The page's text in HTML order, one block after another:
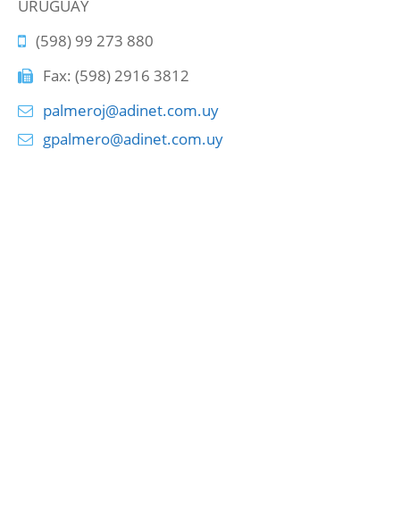
URUGUAY
(598) 99 273 880
Fax: (598) 2916 3812
palmeroj@adinet.com.uy
gpalmero@adinet.com.uy